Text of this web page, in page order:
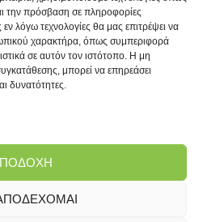
την πρόσβαση σε πληροφορίες
λόγω τεχνολογίες θα μας επιτρέψει να
χαρακτήρα, όπως συμπεριφορά
σε αυτόν τον ιστότοπο. Η μη
μπορεί να επηρεάσει
δυνατότητες.
| Development